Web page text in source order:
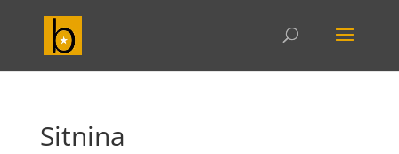
Sitnina